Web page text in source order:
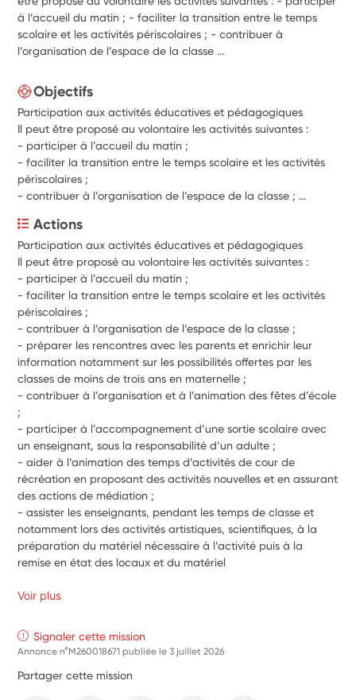
à l’accueil du matin ; - faciliter la transition entre le temps
scolaire et les activités périscolaires ; - contribuer à
l’organisation de l’espace de la classe ...
Objectifs
Participation aux activités éducatives et pédagogiques
Il peut être proposé au volontaire les activités suivantes :
- participer à l’accueil du matin ;
-faciliter la transition entre le temps scolaire et les activités
périscolaires ;
-contribuer à l’organisation de l’espace de la classe ; ...
Actions
-
- faciliter la transition entre le temps scolaire et les activités
-
- préparer les rencontres avec les parents et enrichir leur
information notamment sur les possibilités offertes par les
- contribuer à l’organisation et à l’animation des fêtes d’école
- participer à l’accompagnement d’une sortie scolaire avec
- aider à l’animation des temps d’activités de cour de
récréation en proposant des activités nouvelles et en assurant
- assister les enseignants, pendant les temps de classe et
notamment lors des activités artistiques, scientifiques, à la
préparation du matériel nécessaire à l’activité puis à la
remise en état des locaux et du matériel
Voir plus
Signaler cette mission
Annonce n°M260018671 publiée le3 juillet 2026
Partager cette mission